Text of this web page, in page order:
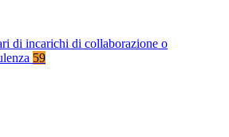
di incarichi di collaborazione o
59